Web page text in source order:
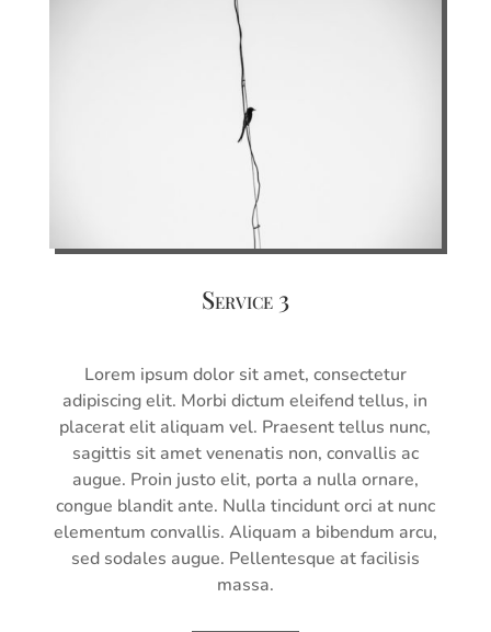
Service 3
Lorem ipsum dolor sit amet, consectetur
adipiscing elit. Morbi dictum eleifend tellus, in
placerat elit aliquam vel. Praesent tellus nunc,
sagittis sit amet venenatis non, convallis ac
augue. Proin justo elit, porta a nulla ornare,
congue blandit ante. Nulla tincidunt orci at nunc
elementum convallis. Aliquam a bibendum arcu,
sed sodales augue. Pellentesque at facilisis
massa.